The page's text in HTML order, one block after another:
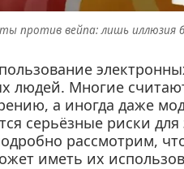
против вейпа: лишь иллюзия
людей. Многие
а иногда даже
серьёзные риски
рассмотрим,
иметь их